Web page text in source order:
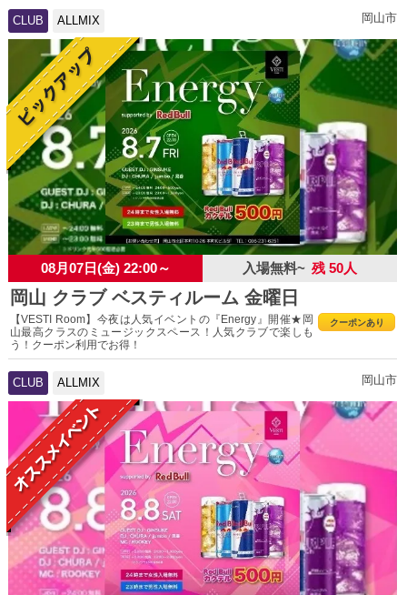
CLUB ALLMIX 岡山市
08月07日(金) 22:00～ 入場無料~ 残 50人
岡山 クラブ ベスティルーム 金曜日
クーポンあり
【VESTI Room】今夜は人気イベントの『Energy』開催★岡
山最高クラスのミュージックスペース！人気クラブで楽しも
う！クーポン利用でお得！
CLUB ALLMIX 岡山市